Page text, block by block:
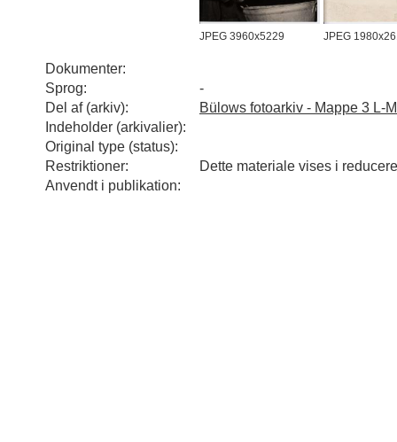
JPEG 3960x5229 JPEG
Dokumenter:
Sprog:
-
Del af (arkiv):
Bülows fotoarkiv - Mappe 3 L-M
Indeholder (arkivalier):
Original type (status):
Restriktioner:
Dette materiale vises i
Anvendt i publikation: